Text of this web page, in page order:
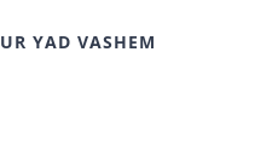
YAD VASHEM